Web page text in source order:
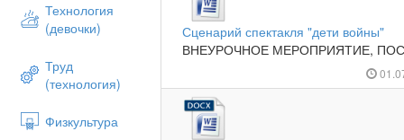
Технология
(девочки)
Труд
(технология)
Физкультура
Сценарий спектакля "дети войны"
ВНЕУРОЧНОЕ МЕРОПРИЯТИЕ,